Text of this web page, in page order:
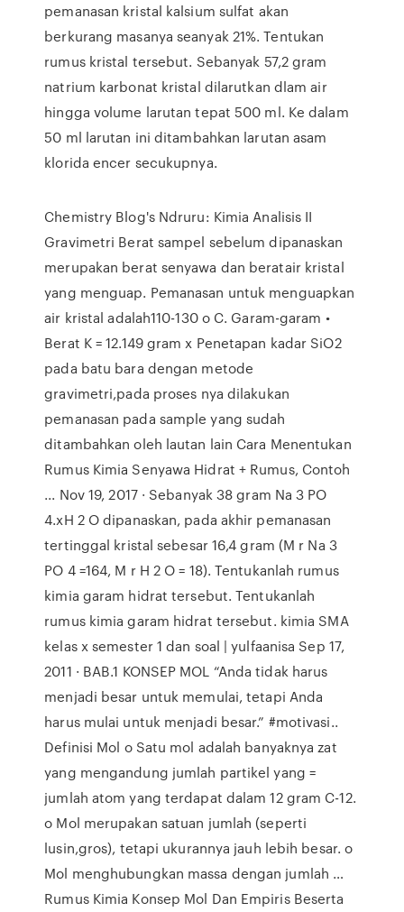
pemanasan kristal kalsium sulfat akan
berkurang masanya seanyak 21%. Tentukan
rumus kristal tersebut. Sebanyak 57,2 gram
natrium karbonat kristal dilarutkan dlam air
hingga volume larutan tepat 500 ml. Ke dalam
50 ml larutan ini ditambahkan larutan asam
klorida encer secukupnya.
Chemistry Blog's Ndruru: Kimia Analisis II
Gravimetri Berat sampel sebelum dipanaskan
merupakan berat senyawa dan beratair kristal
yang menguap. Pemanasan untuk menguapkan
air kristal adalah110-130 o C. Garam-garam •
Berat K = 12.149 gram x Penetapan kadar SiO2
pada batu bara dengan metode
gravimetri,pada proses nya dilakukan
pemanasan pada sample yang sudah
ditambahkan oleh lautan lain Cara Menentukan
Rumus Kimia Senyawa Hidrat + Rumus, Contoh
... Nov 19, 2017 · Sebanyak 38 gram Na 3 PO
4.xH 2 O dipanaskan, pada akhir pemanasan
tertinggal kristal sebesar 16,4 gram (M r Na 3
PO 4 =164, M r H 2 O = 18). Tentukanlah rumus
kimia garam hidrat tersebut. Tentukanlah
rumus kimia garam hidrat tersebut. kimia SMA
kelas x semester 1 dan soal | yulfaanisa Sep 17,
2011 · BAB.1 KONSEP MOL “Anda tidak harus
menjadi besar untuk memulai, tetapi Anda
harus mulai untuk menjadi besar.” #motivasi..
Definisi Mol o Satu mol adalah banyaknya zat
yang mengandung jumlah partikel yang =
jumlah atom yang terdapat dalam 12 gram C-12.
o Mol merupakan satuan jumlah (seperti
lusin,gros), tetapi ukurannya jauh lebih besar. o
Mol menghubungkan massa dengan jumlah …
Rumus Kimia Konsep Mol Dan Empiris Beserta